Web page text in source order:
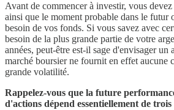
Avant de commencer à investir, vous
ainsi que le moment probable dans le futur
besoin de vos fonds. Si vous savez avec
besoin de la plus grande partie de votre
années, peut-être est-il sage d'envisager un
marché boursier ne fournit en effet aucune
grande volatilité.
Rappelez-vous que la future
d'actions dépend essentiellement de trois